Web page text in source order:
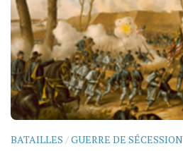
BATAILLES /GUERRE DE SÉCESSION